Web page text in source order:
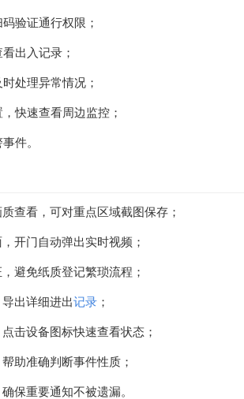
验证通行权限；
出入记录；
处理异常情况；
快速查看周边监控；
件。
查看，可对重点区域截图保存；
开门自动弹出实时视频；
避免纸质登记繁琐流程；
出详细进出记录 ；
击设备图标快速查看状态；
助准确判断事件性质；
保重要通知不被遗漏。